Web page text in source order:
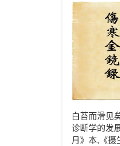
白苔而滑见
诊断学的发
月》本,《摄